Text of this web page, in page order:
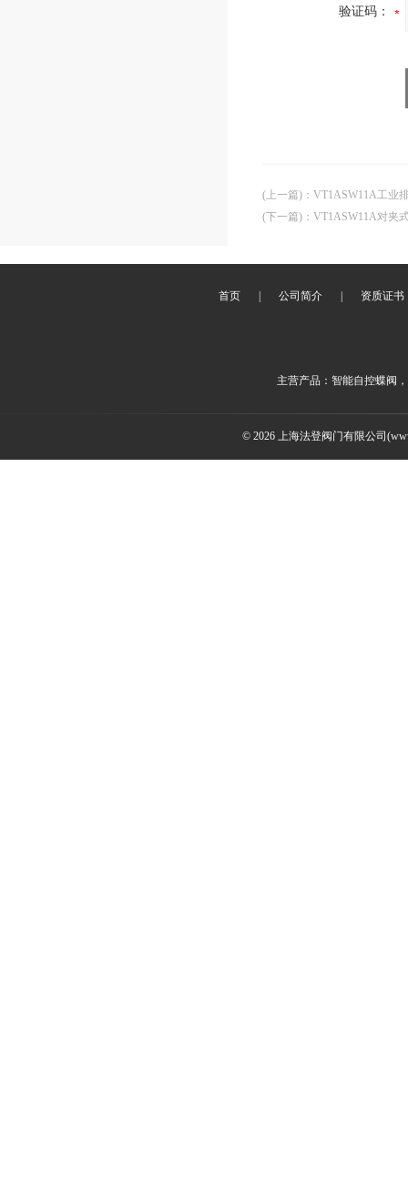
验证码：
(上一篇) ： VT1ASW11A工业
(下一篇) ： VT1ASW11A对夹
首页 公司简介 资质证书
主营产品：智能自控蝶阀
© 2026 上海法登阀门有限公司